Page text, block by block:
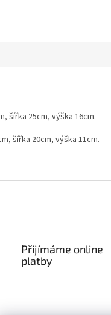
šířka 25cm, výška 16cm.
šířka 20cm, výška 11cm.
Přijímáme online
platby